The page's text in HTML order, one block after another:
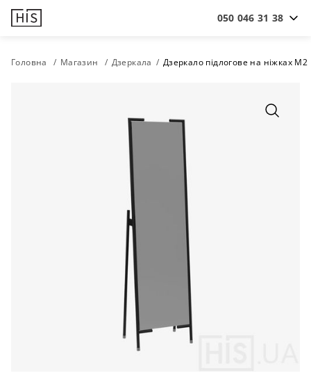
050 046 31 38
Головна Магазин Дзеркала Дзеркало підлогове на ніжках M2